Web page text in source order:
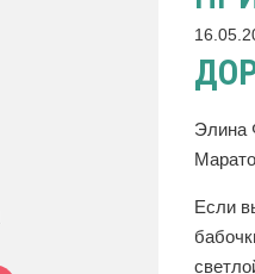
Элина
Если